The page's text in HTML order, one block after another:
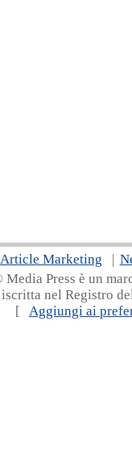
Article Marketing |
Press è un
nel Registro
[ Aggiungi ai